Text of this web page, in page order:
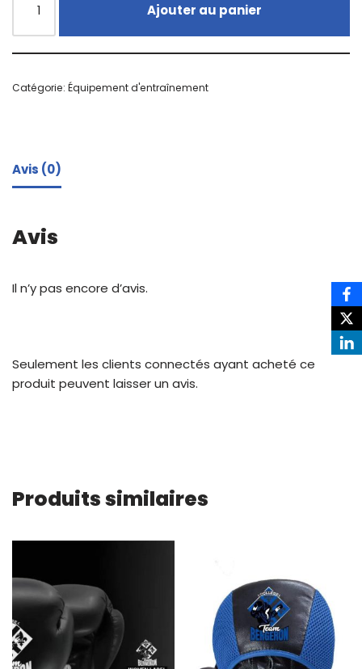
Ajouter au panier
Catégorie: Équipement d'entraînement
Avis (0)
Avis
Il n’y pas encore d’avis.
Seulement les clients connectés ayant acheté ce
produit peuvent laisser un avis.
Produits similaires